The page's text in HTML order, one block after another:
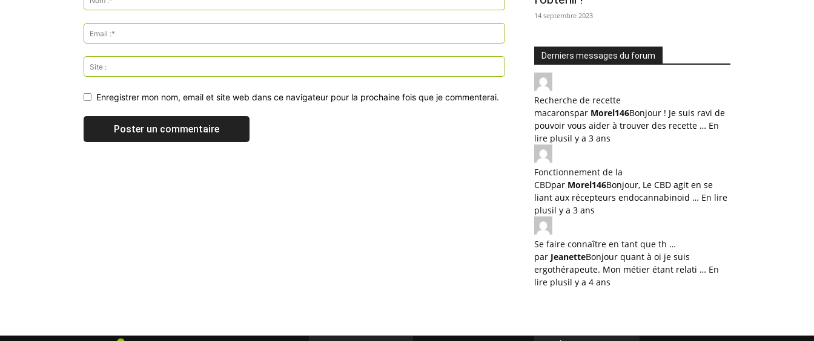
Enregistrer mon nom, email et site web dans ce navigateur pour la prochaine fois que je commenterai.
14 septembre 2023
Derniers messages du forum
Recherche de recette
macaronspar Morel146Bonjour ! Je suis ravi de
pouvoir vous aider à trouver des recette … En
lire plusil y a 3 ans
Fonctionnement de la
CBDpar Morel146Bonjour, Le CBD agit en se
liant aux récepteurs endocannabinoïd … En lire
plusil y a 3 ans
Se faire connaître en tant que th …
par JeanetteBonjour quant à oi je suis
ergothérapeute. Mon métier étant relati … En
lire plusil y a 4 ans